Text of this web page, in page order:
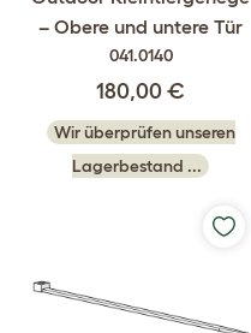
– Obere und untere Tür
041.0140
180,00 €
Wir überprüfen unseren
Lagerbestand ...